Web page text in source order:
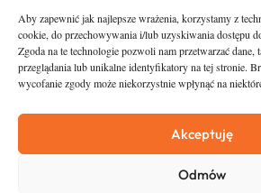
Aby zapewnić jak najlepsze wrażenia, korzystamy z
cookie, do przechowywania i/lub uzyskiwania dostępu
Zgoda na te technologie pozwoli nam przetwarzać dane,
przeglądania lub unikalne identyfikatory na tej stronie.
wycofanie zgody może niekorzystnie wpłynąć na
Akceptuję
Odmów
Asfalt
O nas
Zostań
Kontakt